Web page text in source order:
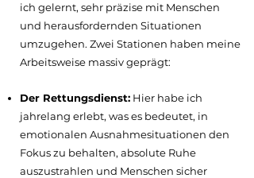
ich gelernt, sehr präzise mit Menschen
und herausfordernden Situationen
umzugehen. Zwei Stationen haben meine
Arbeitsweise massiv geprägt:
Der Rettungsdienst: Hier habe ich
jahrelang erlebt, was es bedeutet, in
emotionalen Ausnahmesituationen den
Fokus zu behalten, absolute Ruhe
auszustrahlen und Menschen sicher